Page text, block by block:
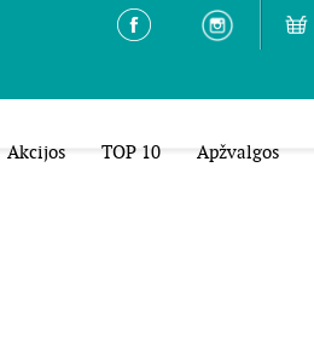
Akcijos TOP 10 Apžvalgos